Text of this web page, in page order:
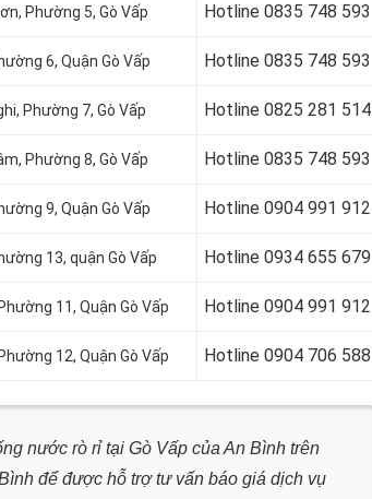
Phường 5, Gò Vấp Hotline 0835 748 593
6, Quận Gò Vấp Hotline 0835 748 593
Phường 7, Gò Vấp Hotline 0825 281 514
Phường 8, Gò Vấp Hotline 0835 748 593
9, Quận Gò Vấp Hotline 0904 991 912
13, quận Gò Vấp Hotline 0934 655 679
11, Quận Gò Vấp Hotline 0904 991 912
12, Quận Gò Vấp Hotline 0904 706 588
nước rò rỉ tại Gò Vấp của An Bình trên
để được hỗ trợ tư vấn báo giá dịch vụ